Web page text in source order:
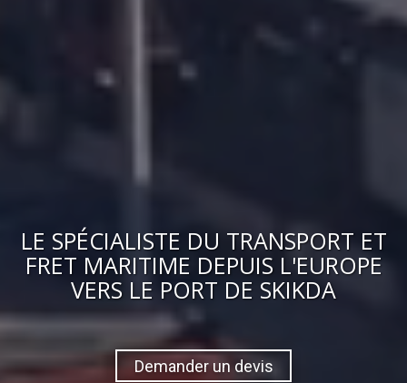
LE SPÉCIALISTE DU TRANSPORT ET
FRET MARITIME DEPUIS L'EUROPE
VERS LE PORT DE SKIKDA
Demander un devis